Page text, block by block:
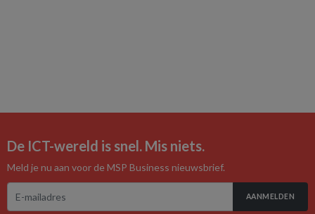
De ICT-wereld is snel. Mis niets.
Meld je nu aan voor de MSP Business nieuwsbrief.
AANMELDEN